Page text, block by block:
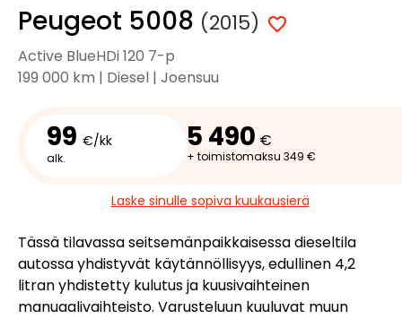
Peugeot 5008 (2015)
Active BlueHDi 120 7-p
199 000 km | Diesel | Joensuu
99 €/kk
alk.
5 490 €
+ toimistomaksu 349 €
Laske sinulle sopiva kuukausierä
Tässä tilavassa seitsemänpaikkaisessa dieseltila
autossa yhdistyvät käytännöllisyys, edullinen 4,2
litran yhdistetty kulutus ja kuusivaihteinen
manuaalivaihteisto. Varusteluun kuuluvat muun